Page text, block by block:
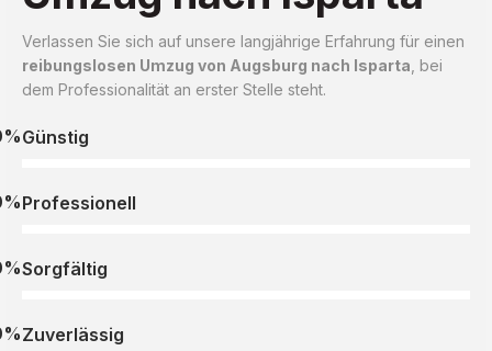
Verlassen Sie sich auf unsere langjährige Erfahrung für einen
reibungslosen Umzug von Augsburg nach Isparta , bei
dem Professionalität an erster Stelle steht.
Günstig
Professionell
Sorgfältig
Zuverlässig